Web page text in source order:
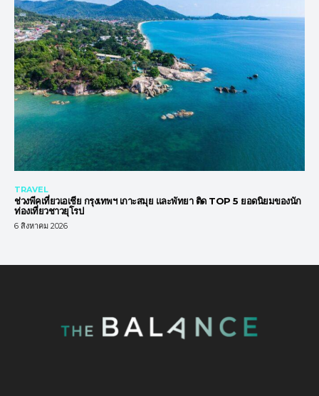
TRAVEL
ช่วงพีคเที่ยวเอเชีย กรุงเทพฯ เกาะสมุย และพัทยา ติด TOP 5 ยอดนิยมของนัก
ท่องเที่ยวชาวยุโรป
6 สิงหาคม 2026